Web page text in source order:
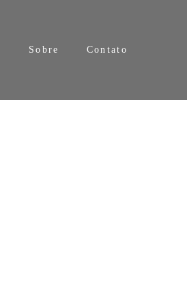
Sobre Contato